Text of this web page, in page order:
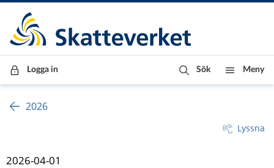
Till innehåll
Till navigationen
Till chattrobot
Logga in Sök Meny
2026
Lyssna
2026-04-01